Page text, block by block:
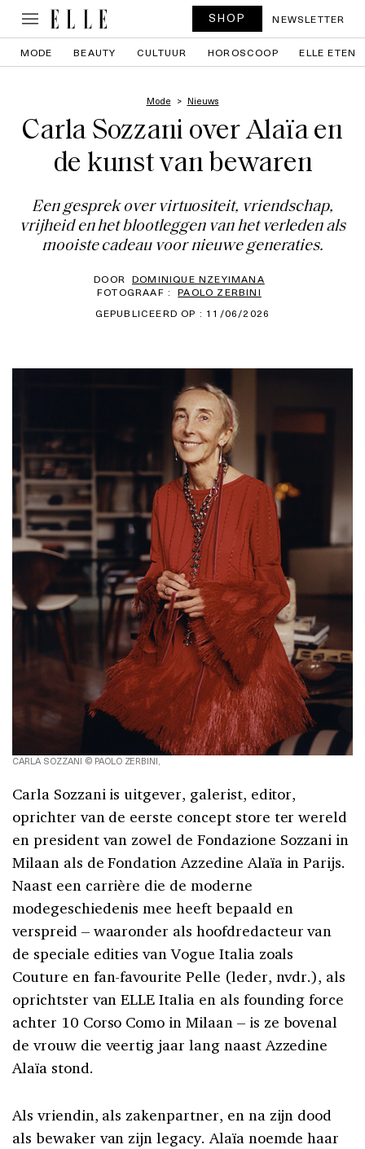
SHOP NEWSLETTER
MODE BEAUTY CULTUUR HOROSCOOP ELLE ETEN
Mode Nieuws
Carla Sozzani over Alaïa en
de kunst van bewaren
Een gesprek over virtuositeit, vriendschap,
vrijheid en het blootleggen van het verleden als
mooiste cadeau voor nieuwe generaties.
DOOR DOMINIQUE NZEYIMANA
FOTOGRAAF : PAOLO ZERBINI
GEPUBLICEERD OP : 11/06/2026
CARLA SOZZANI © PAOLO ZERBINI,
Carla Sozzani is uitgever, galerist, editor,
oprichter van de eerste concept store ter wereld
en president van zowel de Fondazione Sozzani in
Milaan als de Fondation Azzedine Alaïa in Parijs.
Naast een carrière die de moderne
modegeschiedenis mee heeft bepaald en
verspreid – waaronder als hoofdredacteur van
de speciale edities van Vogue Italia zoals
Couture en fan-favourite Pelle (leder, nvdr.), als
oprichtster van ELLE Italia en als founding force
achter 10 Corso Como in Milaan – is ze bovenal
de vrouw die veertig jaar lang naast Azzedine
Alaïa stond.
Als vriendin, als zakenpartner, en na zijn dood
als bewaker van zijn legacy. Alaïa noemde haar